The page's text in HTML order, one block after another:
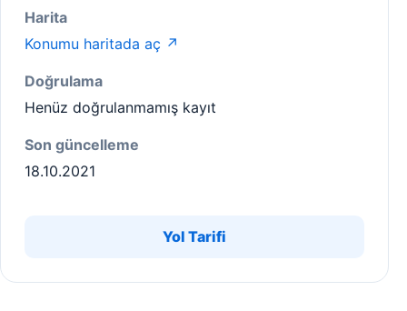
Harita
Konumu haritada aç ↗
Doğrulama
Henüz doğrulanmamış kayıt
Son güncelleme
18.10.2021
Yol Tarifi